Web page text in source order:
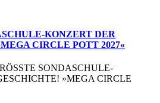
KONZERT DER
CIRCLE POTT 2027«
SONDASCHULE-
»MEGA CIRCLE